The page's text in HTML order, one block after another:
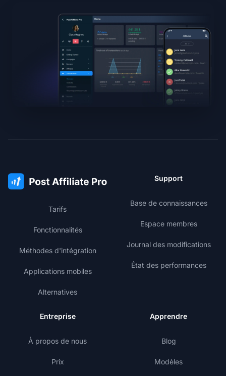
Tarifs
Fonctionnalités
Méthodes d'intégration
Applications mobiles
Alternatives
Support
Base de connaissances
Espace membres
Journal des modifications
État des performances
Entreprise
À propos de nous
Prix
Apprendre
Blog
Modèles